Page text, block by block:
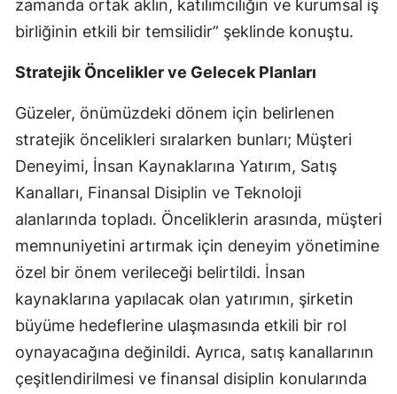
Yalova
Karabük
Kilis
Osmaniye
Düzce
zamanda ortak aklın, katılımcılığın ve kurumsal iş
birliğinin etkili bir temsilidir” şeklinde konuştu.
Stratejik Öncelikler ve Gelecek Planları
Güzeler, önümüzdeki dönem için belirlenen
stratejik öncelikleri sıralarken bunları; Müşteri
Deneyimi, İnsan Kaynaklarına Yatırım, Satış
Kanalları, Finansal Disiplin ve Teknoloji
alanlarında topladı. Önceliklerin arasında, müşteri
memnuniyetini artırmak için deneyim yönetimine
özel bir önem verileceği belirtildi. İnsan
kaynaklarına yapılacak olan yatırımın, şirketin
büyüme hedeflerine ulaşmasında etkili bir rol
oynayacağına değinildi. Ayrıca, satış kanallarının
çeşitlendirilmesi ve finansal disiplin konularında